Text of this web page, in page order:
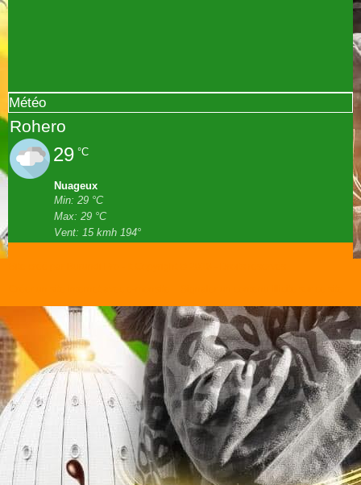
Météo
Rohero
29 °C
Nuageux
Min: 29 °C
Max: 29 °C
Vent: 15 kmh 194°